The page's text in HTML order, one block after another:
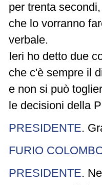
per trenta
che lo vorranno
verbale.
Ieri ho detto due
che c'è sempre il
e non si può
le decisioni della
PRESIDENTE.
FURIO
PRESIDENTE.